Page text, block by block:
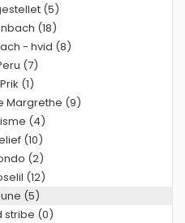
(5)
(18)
- hvid (8)
(7)
(1)
Margrethe (9)
(4)
(10)
(2)
(12)
(5)
stribe (0)